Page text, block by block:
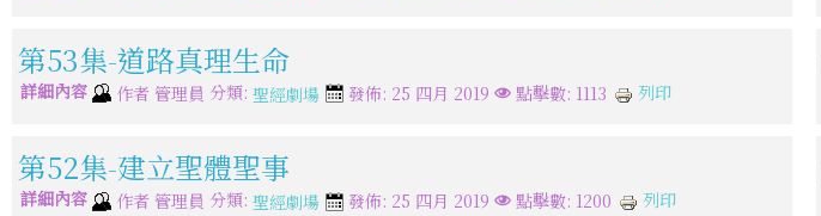
第53集-道路真理生命
詳細內容 作者 管理員 分類: 聖經劇場 發佈: 25 四月 2019 點擊數: 1113 列印
第52集-建立聖體聖事
詳細內容 作者 管理員 分類: 聖經劇場 發佈: 25 四月 2019 點擊數: 1200 列印